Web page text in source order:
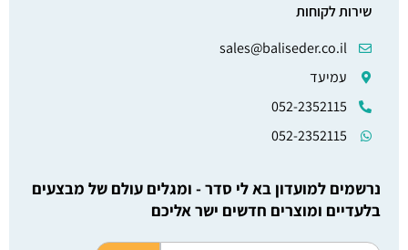
שירות לקוחות
sales@baliseder.co.il
עמיעד
052-2352115
052-2352115
נרשמים למועדון בא לי סדר - ומגלים עולם של מבצעים
בלעדיים ומוצרים חדשים ישר אליכם